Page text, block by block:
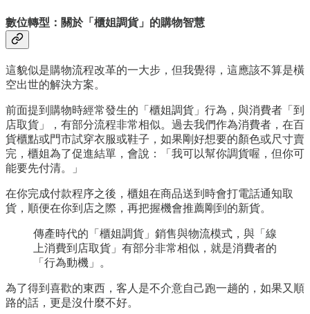
數位轉型：關於「櫃姐調貨」的購物智慧
這貌似是購物流程改革的一大步，但我覺得，這應該不算是橫
空出世的解決方案。
前面提到購物時經常發生的「櫃姐調貨」行為，與消費者「到
店取貨」，有部分流程非常相似。過去我們作為消費者，在百
貨櫃點或門市試穿衣服或鞋子，如果剛好想要的顏色或尺寸賣
完，櫃姐為了促進結單，會說：「我可以幫你調貨喔，但你可
能要先付清。」
在你完成付款程序之後，櫃姐在商品送到時會打電話通知取
貨，順便在你到店之際，再把握機會推薦剛到的新貨。
傳產時代的「櫃姐調貨」銷售與物流模式，與「線
上消費到店取貨」有部分非常相似，就是消費者的
「行為動機」。
為了得到喜歡的東西，客人是不介意自己跑一趟的，如果又順
路的話，更是沒什麼不好。